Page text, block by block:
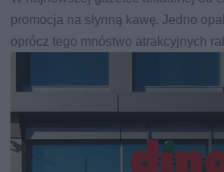
promocja na słynną kawę. Jedno
oprócz tego mnóstwo atrakcyjnych